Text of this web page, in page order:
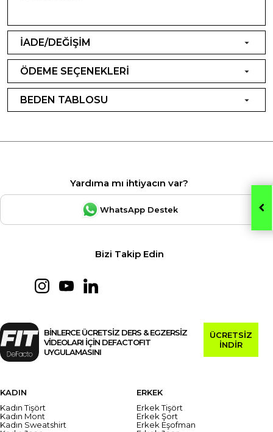
İADE/DEĞİŞİM
ÖDEME SEÇENEKLERİ
BEDEN TABLOSU
Yardıma mı ihtiyacın var?
WhatsApp Destek
Bizi Takip Edin
BİNLERCE ÜCRETSİZ DERS & EGZERSİZ
VİDEOLARI İÇİN DEFACTOFIT
UYGULAMASINI
ÜCRETSİZ
İNDİR
KADIN
Kadın Tişört
Kadın Mont
Kadın Sweatshirt
ERKEK
Erkek Tişört
Erkek Şort
Erkek Eşofman